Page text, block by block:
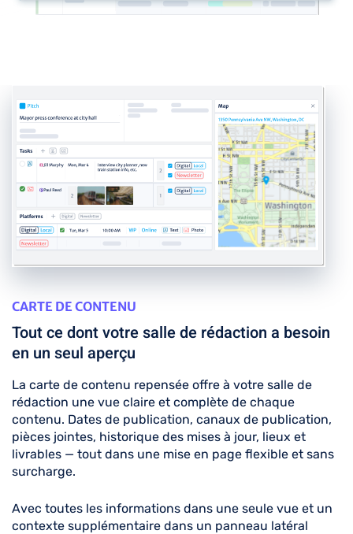
CARTE DE CONTENU
Tout ce dont votre salle de rédaction a besoin
en un seul aperçu
La carte de contenu repensée offre à votre salle de
rédaction une vue claire et complète de chaque
contenu. Dates de publication, canaux de publication,
pièces jointes, historique des mises à jour, lieux et
livrables — tout dans une mise en page flexible et sans
surcharge.
Avec toutes les informations dans une seule vue et un
contexte supplémentaire dans un panneau latéral